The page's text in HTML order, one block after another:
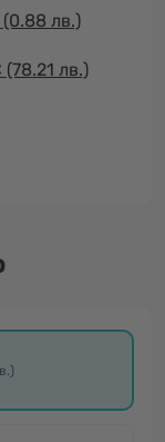
(0.88 лв.)
лв.)